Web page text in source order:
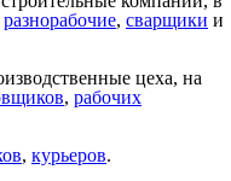
разнорабочие, сварщики и
цеха, на
, рабочих
, курьеров.